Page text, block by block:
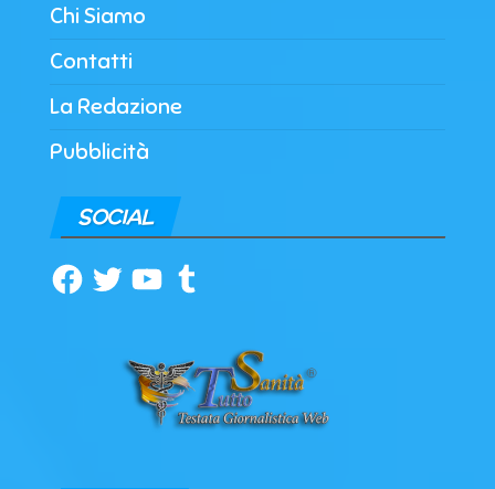
Chi Siamo
Contatti
La Redazione
Pubblicità
SOCIAL
Facebook
TwitterYouTubeTumblr